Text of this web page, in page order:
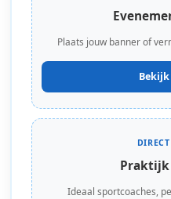
Plaats jouw banner of
Praktijk
Ideaal sportcoaches,